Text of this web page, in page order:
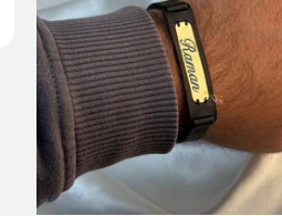
5,696,000 تومان